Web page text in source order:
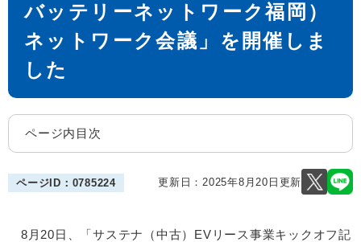
バッテリーネットワーク福岡）
ネットワーク会議」を開催しま
した
ページ内目次
ページID：0785224 更新日：2025年8月20日更新
8月20日、「サステナ（中古）EVリース事業キックオフ記